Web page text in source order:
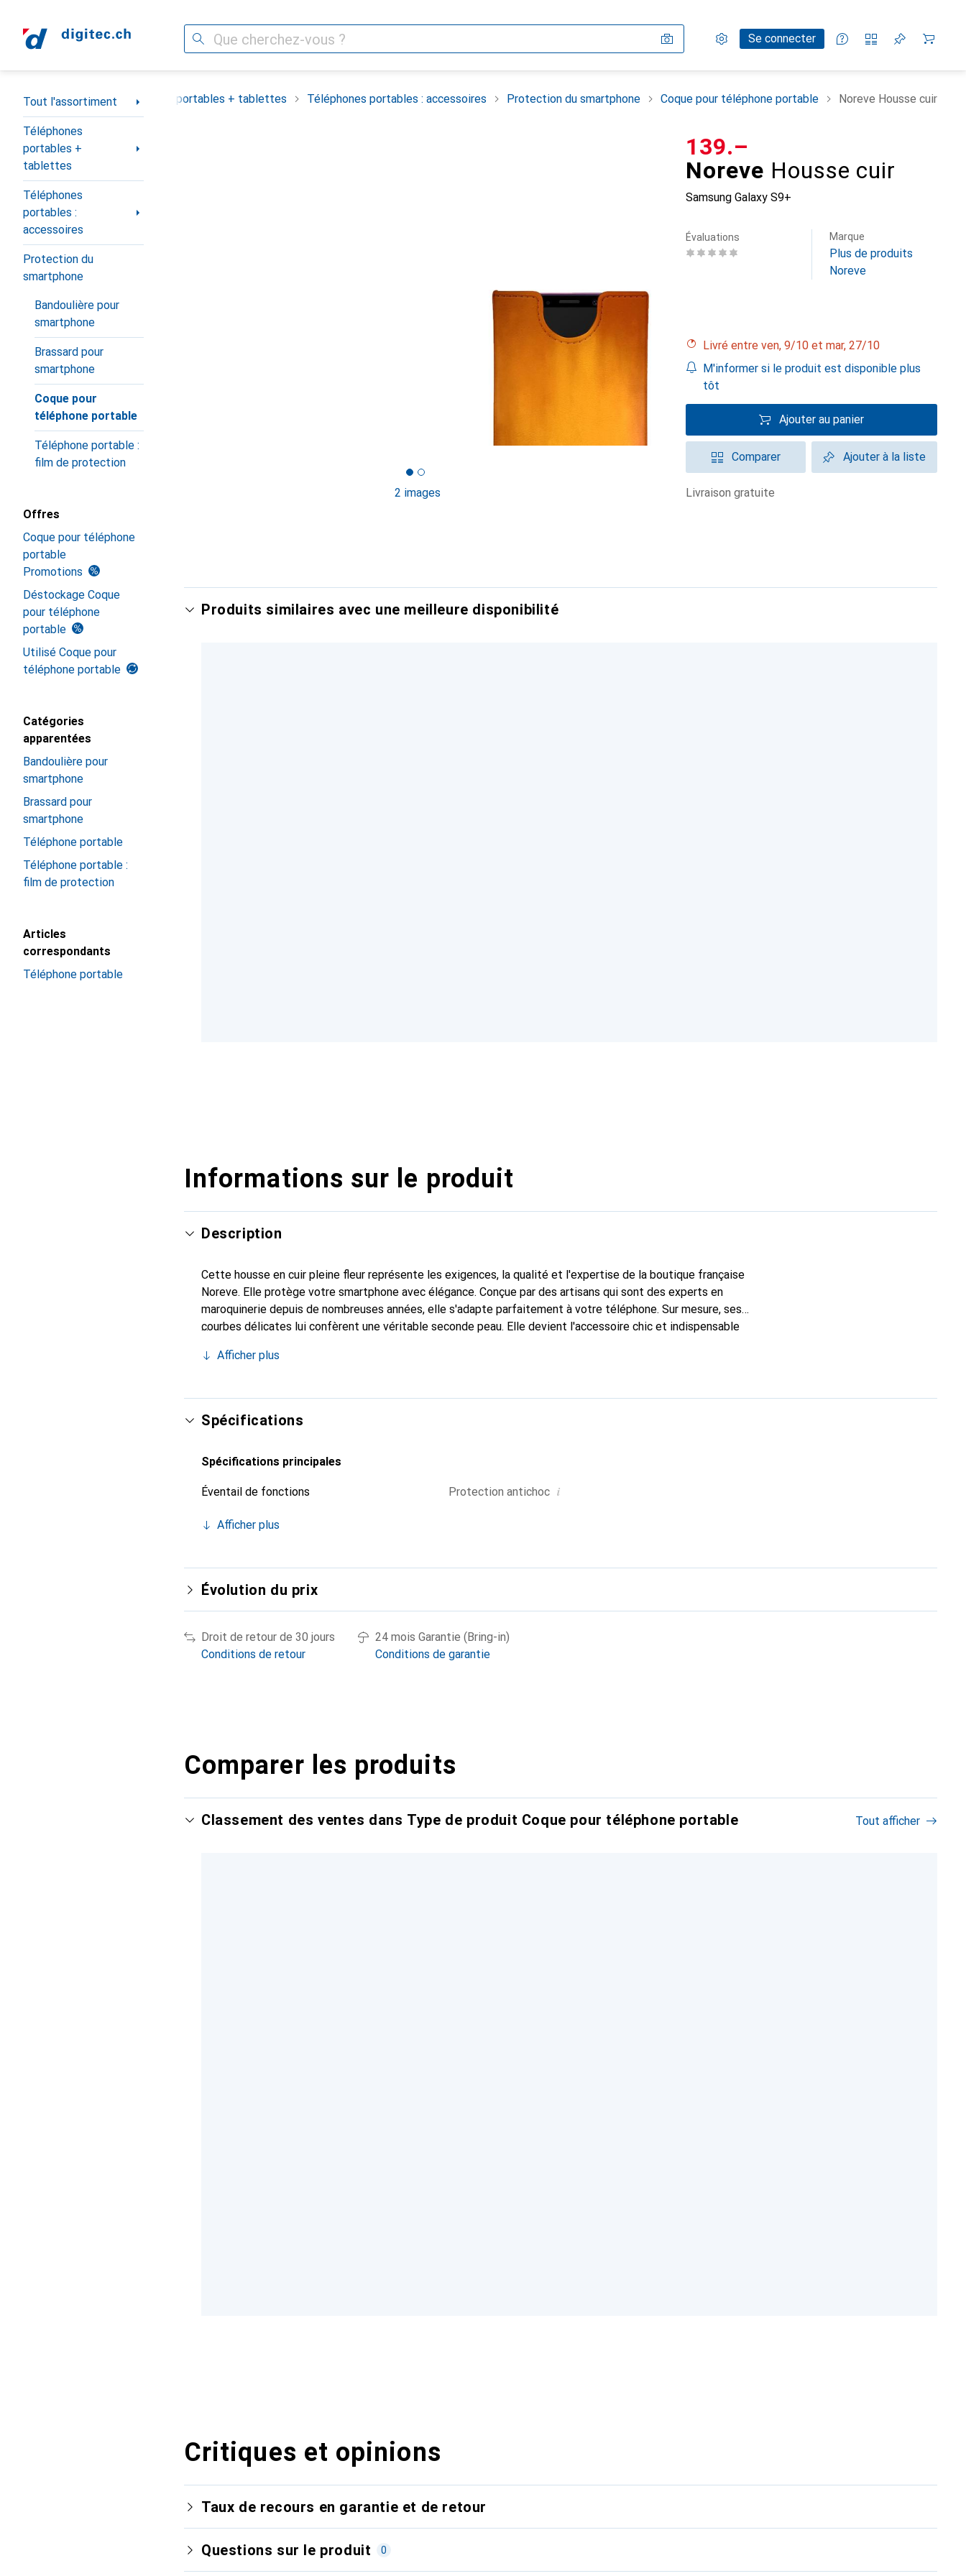
Recherche Paramètres
Compte clientSe connecter
Listes de comparaison
Listes d'envies
Panier
Navigation par catégorie
Tout l'assortiment
Téléphones
portables +
tablettes
Téléphones
portables :
accessoires
Protection du
smartphone
Bandoulière pour
smartphone
Brassard pour
smartphone
Coque pour
téléphone portable
Téléphone portable :
film de protection
Offres
Coque pour téléphone
portable
Promotions
Déstockage Coque
pour téléphone
portable
Utilisé Coque pour
téléphone portable
Catégories
apparentées
Bandoulière pour
smartphone
Brassard pour
smartphone
Téléphone portable
Téléphone portable :
film de protection
Articles
correspondants
Téléphone portable
Tout l'assortiment Téléphones portables + tablettes Téléphones portables : accessoires Protection du smartphone Coque pour téléphone portable Noreve Housse cuir
2 images
Noreve Housse cuir
Samsung Galaxy S9+
CHF
139.–
Évaluations Marque
Plus de produits
Noreve
Livré entre ven, 9/10 et mar, 27/10
M'informer si le produit est disponible plus
tôt
Ajouter au panier
Comparer Ajouter à la liste
livraison gratuite
Produits similaires avec une meilleure disponibilité
Informations sur le produit
Description
Cette housse en cuir pleine fleur représente les exigences, la qualité et l'expertise de la boutique française
Noreve. Elle protège votre smartphone avec élégance. Conçue par des artisans qui sont des experts en
maroquinerie depuis de nombreuses années, elle s'adapte parfaitement à votre téléphone. Sur mesure, ses
courbes délicates lui confèrent une véritable seconde peau. Elle devient l'accessoire chic et indispensable
Noreve est un choix sûr pour une clientèle exigeante.
Afficher plus
Spécifications
Spécifications principales
Éventail de fonctions Protection antichoc i
Afficher plus
Évolution du prix
Droit de retour de 30 jours
Conditions de retour
24 mois Garantie (Bring-in)
Conditions de garantie
Comparer les produits
Classement des ventes dans Type de produit Coque pour téléphone portable Tout afficher
Critiques et opinions
Taux de recours en garantie et de retour
Questions sur le produit 0